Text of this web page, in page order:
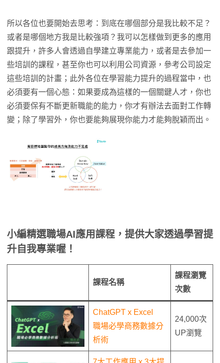
所以各位也要開始去思考：到底在哪個部分是我比較不足？
或者是哪個地方我是比較強項？我可以怎樣做到更多的應用
跟提升，許多人會透過自學建立專業能力，或者是去參加一
些培訓的課程，甚至你也可以利用公司資源，參考公司設定
這些培訓的計畫；此外各位在學習能力提升的過程當中，也
必須要有一個心態：如果要成為這樣的一個關鍵人才，你也
必須要保有不斷更新職能的能力，你才有辦法去面對工作轉
變；除了學習外，你也要能夠展現你能力才能夠脫穎而出。
小編精選職場AI應用課程，提供大家透過學習提
升自我專業喔！
課程名稱
課程瀏覽
次數
ChatGPT x Excel
職場必學商務數據分
析術
24,000次
UP瀏覽